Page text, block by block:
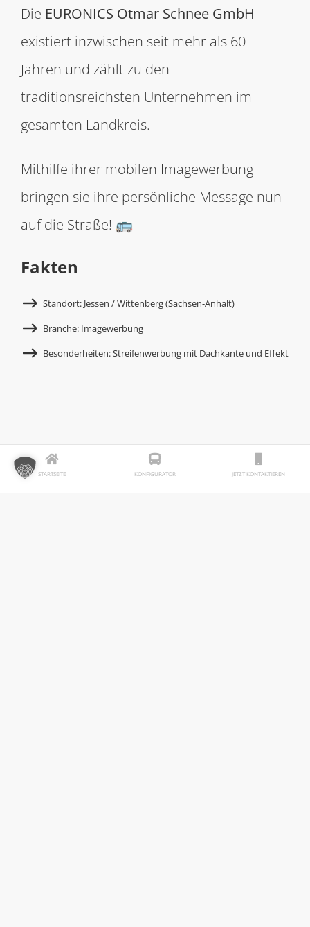
STARTSEITE KONFIGURATOR JETZT KONTAKTIEREN
Die EURONICS Otmar Schnee GmbH
existiert inzwischen seit mehr als 60
Jahren und zählt zu den
traditionsreichsten Unternehmen im
gesamten Landkreis.
Mithilfe ihrer mobilen Imagewerbung
bringen sie ihre persönliche Message nun
auf die Straße! 🚌
Fakten
Standort: Jessen / Wittenberg (Sachsen-Anhalt)
Branche: Imagewerbung
Besonderheiten: Streifenwerbung mit Dachkante und Effekt